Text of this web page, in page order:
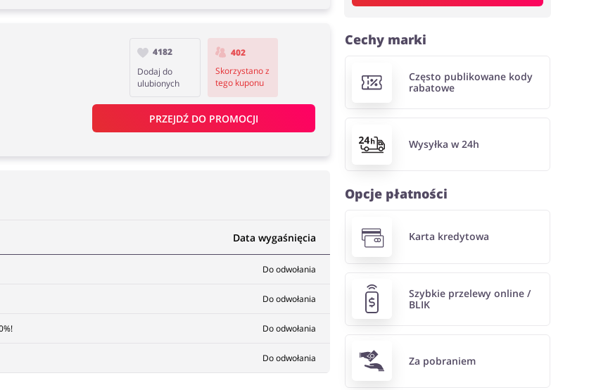
4182
Dodaj do
ulubionych
402
Skorzystano z
tego kuponu
PRZEJDŹ DO PROMOCJI
Data wygaśnięcia
Do odwołania
Do odwołania
Do odwołania
Do odwołania
Cechy marki
Często publikowane kody
rabatowe
Wysyłka w 24h
Opcje płatności
Karta kredytowa
Szybkie przelewy online /
BLIK
Za pobraniem